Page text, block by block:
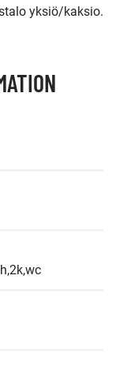
yksiö/kaksio.